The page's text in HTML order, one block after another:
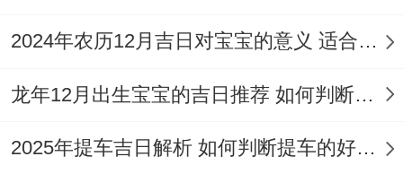
✓强效匹配:动土、拆卸、开光
喜神：正东（利于祈福诵经）
2024年农历12月吉日对宝宝的意义 适合龙年宝宝出生的日子有哪些
龙年12月出生宝宝的吉日推荐 如何判断吉日是否适合宝宝
2025年提车吉日解析 如何判断提车的好日子